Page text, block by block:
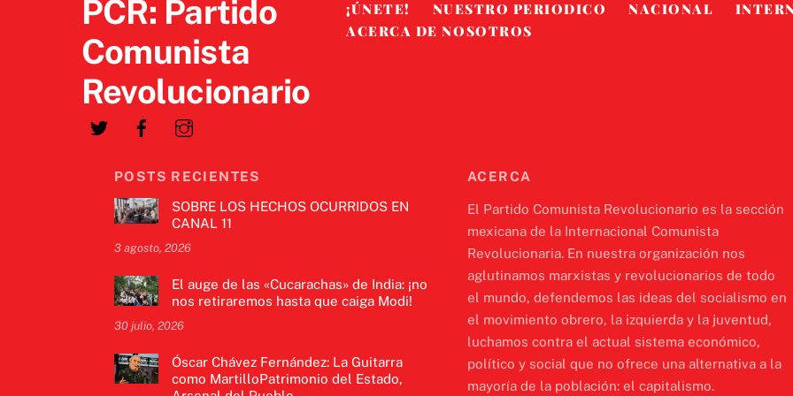
PCR: Partido
Comunista
Revolucionario
¡ÚNETE! NUESTRO PERIODICO NACIONAL
ACERCA DE NOSOTROS
POSTS RECIENTES
SOBRE LOS HECHOS OCURRIDOS EN
CANAL 11
3 agosto, 2026
El auge de las «Cucarachas» de India: ¡no
nos retiraremos hasta que caiga Modi!
30 julio, 2026
Óscar Chávez Fernández: La Guitarra
como MartilloPatrimonio del Estado,
ACERCA
El Partido Comunista Revolucionario es la sección
mexicana de la Internacional Comunista
Revolucionaria. En nuestra organización nos
aglutinamos marxistas y revolucionarios de todo
el mundo, defendemos las ideas del socialismo en
el movimiento obrero, la izquierda y la juventud,
luchamos contra el actual sistema económico,
político y social que no ofrece una alternativa a la
mayoría de la población: el capitalismo.